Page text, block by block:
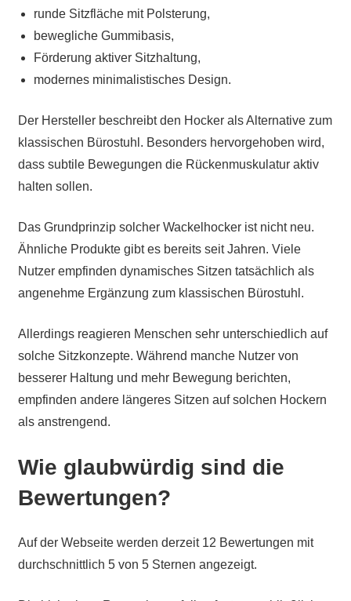
runde Sitzfläche mit Polsterung,
bewegliche Gummibasis,
Förderung aktiver Sitzhaltung,
modernes minimalistisches Design.
Der Hersteller beschreibt den Hocker als Alternative zum
klassischen Bürostuhl. Besonders hervorgehoben wird,
dass subtile Bewegungen die Rückenmuskulatur aktiv
halten sollen.
Das Grundprinzip solcher Wackelhocker ist nicht neu.
Ähnliche Produkte gibt es bereits seit Jahren. Viele
Nutzer empfinden dynamisches Sitzen tatsächlich als
angenehme Ergänzung zum klassischen Bürostuhl.
Allerdings reagieren Menschen sehr unterschiedlich auf
solche Sitzkonzepte. Während manche Nutzer von
besserer Haltung und mehr Bewegung berichten,
empfinden andere längeres Sitzen auf solchen Hockern
als anstrengend.
Wie glaubwürdig sind die
Bewertungen?
Auf der Webseite werden derzeit 12 Bewertungen mit
durchschnittlich 5 von 5 Sternen angezeigt.